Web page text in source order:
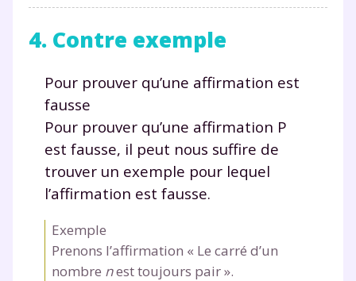
4. Contre exemple
Pour prouver qu’une affirmation est
fausse
Pour prouver qu’une affirmation P
est fausse, il peut nous suffire de
trouver un exemple pour lequel
l’affirmation est fausse.
Exemple
Prenons l’affirmation « Le carré d’un
nombre nest toujours pair ».
vous envoyer notre newsletter. Vous pourrez vous
désinscription présent dans chaque newsletter. Pour
en savoir plus sur la gestion de vos données
personnelles et pour exercer vos droits, vous pouvez
consulternotre charte .